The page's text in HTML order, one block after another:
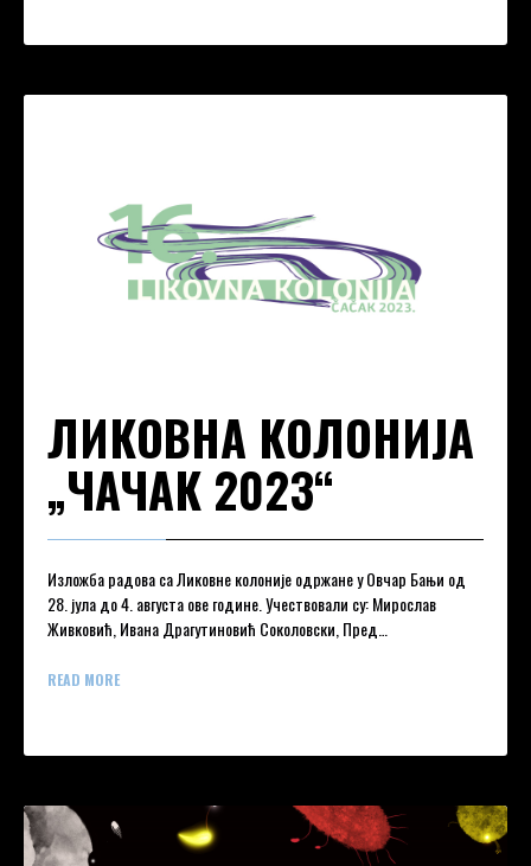
ЛИКОВНА КОЛОНИЈА
„ЧАЧАК 2023“
Изложба радова са Ликовне колоније одржане у Овчар Бањи од
28. јула до 4. августа ове године. Учествовали су: Мирослав
Живковић, Ивана Драгутиновић Соколовски, Пред…
READ MORE